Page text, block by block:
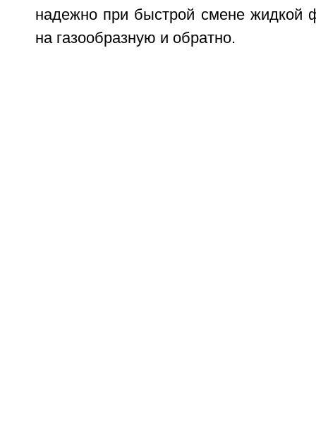
надежно при быстрой смене жидкой
на газообразную и обратно.